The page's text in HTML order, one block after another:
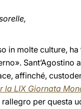
in molte culture,
affinché,
la LIX Giornata
per questa